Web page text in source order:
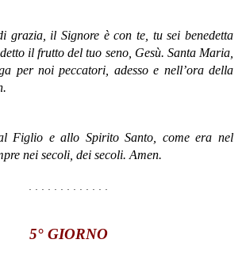
grazia, il Signore è con te, tu sei benedetta
il frutto del tuo seno, Gesù. Santa Maria,
per noi peccatori, adesso e nell’ora della
Figlio e allo Spirito Santo, come era nel
nei secoli, dei secoli. Amen.
5° GIORNO